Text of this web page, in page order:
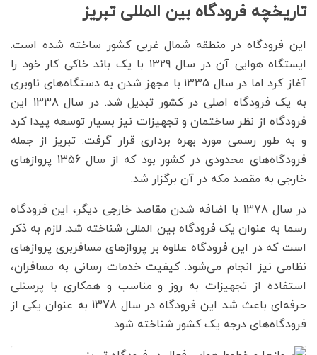
تاریخچه فرودگاه بین المللی تبریز
این فرودگاه در منطقه شمال غربی کشور ساخته شده است.
ایستگاه هوایی آن در سال 1329 با یک باند خاکی کار خود را
آغاز کرد اما در سال 1335 با مجهز شدن به دستگاه‌های ناوبری
به یک فرودگاه اصلی در کشور تبدیل شد. در سال 1338 این
فرودگاه از نظر ساختمان و تجهیزات نیز بسیار توسعه پیدا کرد
و به طور رسمی مورد بهره برداری قرار گرفت. تبریز از جمله
فرودگاه‌های محدودی در کشور بود که از سال 1356 پروازهای
خارجی به مقصد مکه در آن برگزار شد.
در سال 1378 با اضافه شدن مقاصد خارجی دیگر، این فرودگاه
رسما به عنوان یک فرودگاه بین المللی شناخته شد. لازم به ذکر
است که در این فرودگاه علاوه بر پروازهای مسافربری پروازهای
نظامی نیز انجام می‌شود. کیفیت خدمات رسانی به مسافران،
استفاده از تجهیزات به روز و مناسب و همکاری با پرسنلی
حرفه‌ای باعث شد این فرودگاه در سال 1378 به عنوان یکی از
فرودگاه‌های درجه یک کشور شناخته شود.